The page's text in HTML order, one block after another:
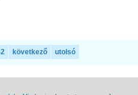
következő utolsó